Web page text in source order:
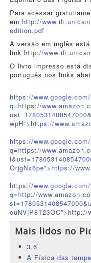
Para acessar
em http://
edition.pdf
A versão em inglês
link http://
O livro impresso está
português nos links
https://
q=https://
wpH">https://
https://
q=https://
OrjgNx6pe">https://
https://
q=http://
ouNVjP8T23OC">http://
Mais lidos no
3,6
A Física das